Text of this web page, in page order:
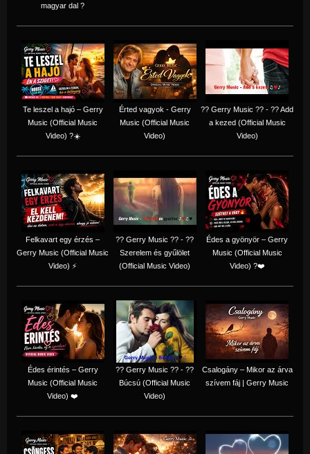
magyar dal ?
Te leszel a hajó – Gerry
Music (Official Music
Video) ?☀️
Érted vagyok - Gerry
Music (Official Music
Video)
?? Gerry Music ?? - ?? Add
a kezed (Official Music
Video)
Felkavart egy érzés –
Gerry Music (Official Music
Video) ⚡
?? Gerry Music ?? - ??
Szerelem és gyűlölet
(Official Music Video)
Édes a gyönyör – Gerry
Music (Official Music
Video) ?❤️
Édes érintés – Gerry
Music (Official Music
Video) ❤️
?? Gerry Music ?? - ??
Búcsú (Official Music
Video)
Csalogány – Mikor az árva
szívem fáj | Gerry Music